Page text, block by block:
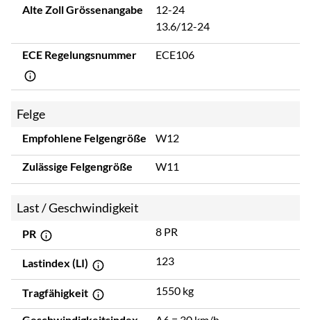
Alte Zoll Grössenangabe
12-24
13.6/12-24
ECE Regelungsnummer ECE106
Felge
Empfohlene Felgengröße W12
Zulässige Felgengröße W11
Last / Geschwindigkeit
PR 8 PR
Lastindex (LI) 123
Tragfähigkeit 1550 kg